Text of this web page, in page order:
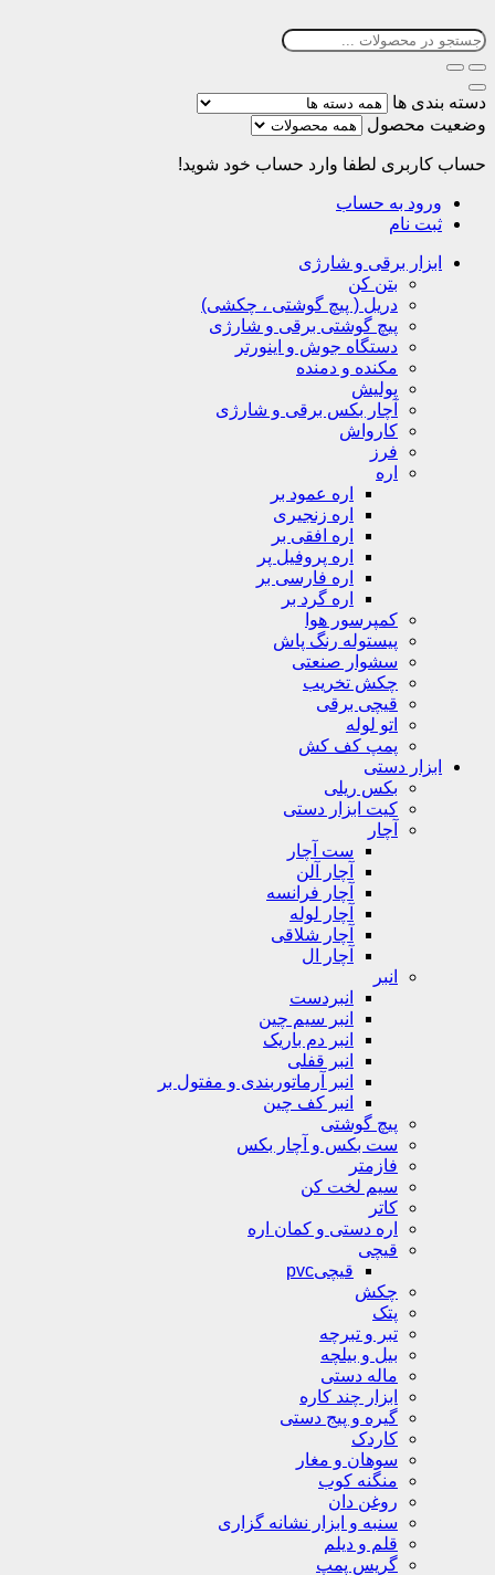
دسته بندی ها
وضعیت محصول
حساب کاربری لطفا وارد حساب خود شوید!
ورود به حساب
ثبت نام
ابزار برقی و شارژی
بتن کن
دریل ( پیچ گوشتی ، چکشی)
پیچ گوشتی برقی و شارژی
دستگاه جوش و اینورتر
مکنده و دمنده
پولیش
آچار بکس برقی و شارژی
کارواش
فرز
اره
اره عمود بر
اره زنجیری
اره افقی بر
اره پروفیل پر
اره فارسی بر
اره گرد بر
کمپرسور هوا
پیستوله رنگ پاش
سشوار صنعتی
چکش تخریب
قیچی برقی
اتو لوله
پمپ کف کش
ابزار دستی
بکس ریلی
کیت ابزار دستی
آچار
ست آچار
آچار آلن
آچار فرانسه
آچار لوله
آچار شلاقی
آچار ال
انبر
انبردست
انبر سیم چین
انبر دم باریک
انبر قفلی
انبر آرماتوربندی و مفتول بر
انبر کف چین
پیچ گوشتی
ست بکس و آچار بکس
فازمتر
سیم لخت کن
کاتر
اره دستی و کمان اره
قیچی
قیچیpvc
چکش
پتک
تبر و تبرچه
بیل و بیلچه
ماله دستی
ابزار چند کاره
گیره و پیج دستی
کاردک
سوهان و مغار
منگنه کوب
روغن دان
سنبه و ابزار نشانه گزاری
قلم و دیلم
گریس پمپ